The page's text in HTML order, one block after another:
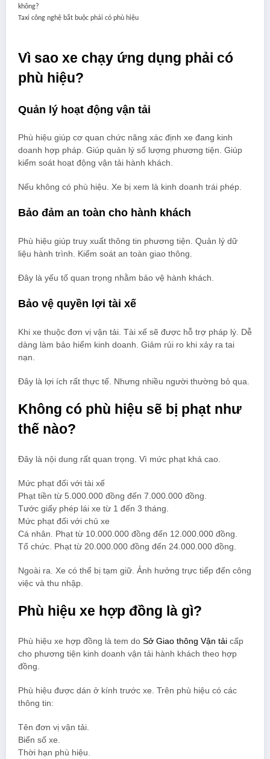
Taxi công nghệ bắt buộc phải có phù hiệu
Vì sao xe chạy ứng dụng phải có
phù hiệu?
Quản lý hoạt động vận tải
Phù hiệu giúp cơ quan chức năng xác định xe đang kinh
doanh hợp pháp. Giúp quản lý số lượng phương tiện. Giúp
kiểm soát hoạt động vận tải hành khách.
Nếu không có phù hiệu. Xe bị xem là kinh doanh trái phép.
Bảo đảm an toàn cho hành khách
Phù hiệu giúp truy xuất thông tin phương tiện. Quản lý dữ
liệu hành trình. Kiểm soát an toàn giao thông.
Đây là yếu tố quan trọng nhằm bảo vệ hành khách.
Bảo vệ quyền lợi tài xế
Khi xe thuộc đơn vị vận tải. Tài xế sẽ được hỗ trợ pháp lý. Dễ
dàng làm bảo hiểm kinh doanh. Giảm rủi ro khi xảy ra tai
nạn.
Đây là lợi ích rất thực tế. Nhưng nhiều người thường bỏ qua.
Không có phù hiệu sẽ bị phạt như
thế nào?
Đây là nội dung rất quan trọng. Vì mức phạt khá cao.
Mức phạt đối với tài xế
Phạt tiền từ 5.000.000 đồng đến 7.000.000 đồng.
Tước giấy phép lái xe từ 1 đến 3 tháng.
Mức phạt đối với chủ xe
Cá nhân. Phạt từ 10.000.000 đồng đến 12.000.000 đồng.
Tổ chức. Phạt từ 20.000.000 đồng đến 24.000.000 đồng.
Ngoài ra. Xe có thể bị tạm giữ. Ảnh hưởng trực tiếp đến công
việc và thu nhập.
Phù hiệu xe hợp đồng là gì?
Phù hiệu xe hợp đồng là tem do Sở Giao thông Vận tải cấp
cho phương tiện kinh doanh vận tải hành khách theo hợp
đồng.
Phù hiệu được dán ở kính trước xe. Trên phù hiệu có các
thông tin:
Tên đơn vị vận tải.
Biển số xe.
Thời hạn phù hiệu.